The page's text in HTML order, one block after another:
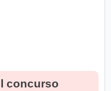
concurso